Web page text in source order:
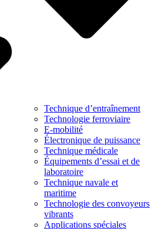
Technique d’entraînement
Technologie ferroviaire
E-mobilité
Électronique de puissance
Technique médicale
Équipements d’essai et de
laboratoire
Technique navale et
maritime
Technologie des convoyeurs
vibrants
Applications spéciales